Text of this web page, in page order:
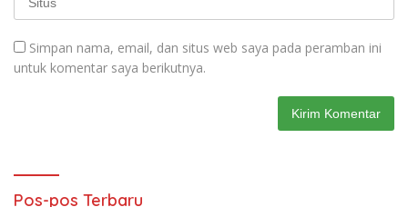
Simpan nama, email, dan situs web saya pada peramban ini
untuk komentar saya berikutnya.
Pos-pos Terbaru